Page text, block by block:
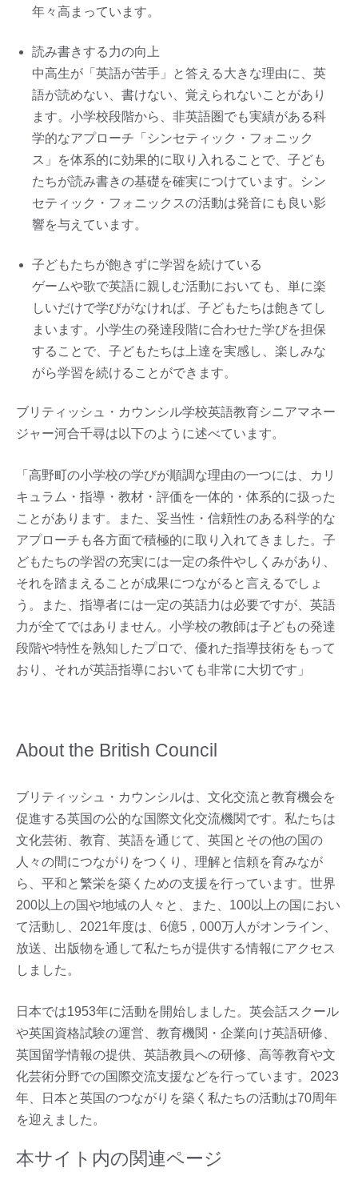
年々高まっています。
読み書きする力の向上
中高生が「英語が苦手」と答える大きな理由に、英
語が読めない、書けない、覚えられないことがあり
ます。小学校段階から、非英語圏でも実績がある科
学的なアプローチ「シンセティック・フォニック
ス」を体系的に効果的に取り入れることで、子ども
たちが読み書きの基礎を確実につけています。シン
セティック・フォニックスの活動は発音にも良い影
響を与えています。
子どもたちが飽きずに学習を続けている
ゲームや歌で英語に親しむ活動においても、単に楽
しいだけで学びがなければ、子どもたちは飽きてし
まいます。小学生の発達段階に合わせた学びを担保
することで、子どもたちは上達を実感し、楽しみな
がら学習を続けることができます。
ブリティッシュ・カウンシル学校英語教育シニアマネー
ジャー河合千尋は以下のように述べています。
「高野町の小学校の学びが順調な理由の一つには、カリ
キュラム・指導・教材・評価を一体的・体系的に扱った
ことがあります。また、妥当性・信頼性のある科学的な
アプローチも各方面で積極的に取り入れてきました。子
どもたちの学習の充実には一定の条件やしくみがあり、
それを踏まえることが成果につながると言えるでしょ
う。また、指導者には一定の英語力は必要ですが、英語
力が全てではありません。小学校の教師は子どもの発達
段階や特性を熟知したプロで、優れた指導技術をもって
おり、それが英語指導においても非常に大切です」
About the British Council
ブリティッシュ・カウンシルは、文化交流と教育機会を
促進する英国の公的な国際文化交流機関です。私たちは
文化芸術、教育、英語を通じて、英国とその他の国の
人々の間につながりをつくり、理解と信頼を育みなが
ら、平和と繁栄を築くための支援を行っています。世界
200以上の国や地域の人々と、また、100以上の国におい
て活動し、2021年度は、6億5，000万人がオンライン、
放送、出版物を通して私たちが提供する情報にアクセス
しました。
日本では1953年に活動を開始しました。英会話スクール
や英国資格試験の運営、教育機関・企業向け英語研修、
英国留学情報の提供、英語教員への研修、高等教育や文
化芸術分野での国際交流支援などを行っています。2023
年、日本と英国のつながりを築く私たちの活動は70周年
を迎えました。
本サイト内の関連ページ